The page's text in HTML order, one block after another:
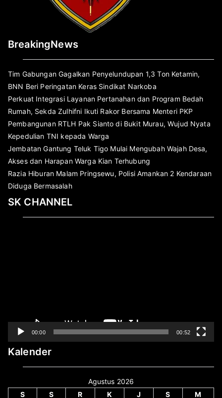
BreakingNews
Tim Gabungan Gagalkan Penyelundupan 1,3 Ton Ketamin,
BNN Beri Peringatan Keras Sindikat Narkoba
Perkuat Integrasi Layanan Pertanahan dan Program Bedah
Rumah, Sekda Zulhifni Ikuti Rakor Bersama Menteri PKP
Pembangunan RTLH Pak Sianto di Bukit Murau, Wujud Nyata
Kepedulian TNI kepada Warga
Jembatan Gantung Teluk Tigo Mulai Mengubah Wajah Desa,
Akses dan Harapan Warga Kian Terhubung
Razia Hiburan Malam Pringsewu, Polisi Amankan 2 Kendaraan
Diduga Bermasalah
SK CHANNEL
00:00 00:52
Kalender
Agustus 2026
S
S R K J S M